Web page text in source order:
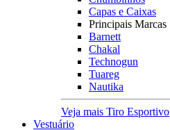
Capas e Caixas
Principais Marcas
Barnett
Chakal
Technogun
Tuareg
Nautika
Veja mais Tiro Esportivo
Vestuário